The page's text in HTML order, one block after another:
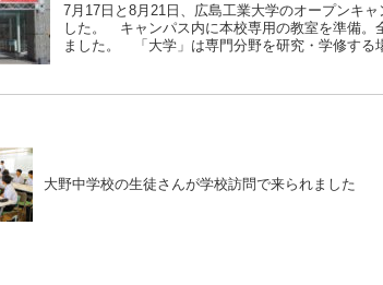
7月17日と8月21日、広島工業大学のオープンキ
した。 キャンパス内に本校専用の教室を準備。
ました。 「大学」は専門分野を研究・学修する
大野中学校の生徒さんが学校訪問で来られました